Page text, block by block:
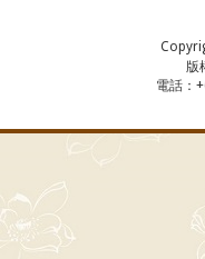
版
電話：